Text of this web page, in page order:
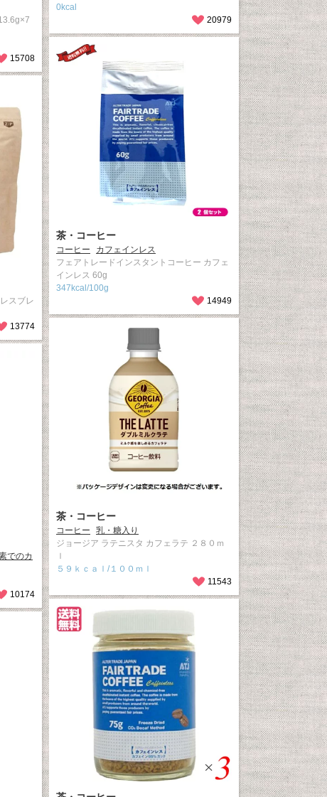
0kcal
20979
15708
茶・コーヒー
コーヒー
カフェインレス
フェアトレードインスタントコーヒー カフェ
インレス 60g
347kcal/100g
14949
スブレ
13774
茶・コーヒー
コーヒー
乳・糖入り
ジョージア ラテニスタ カフェラテ ２８０ｍ
ｌ
５９ｋｃａｌ/１００ｍｌ
11543
でのカ
10174